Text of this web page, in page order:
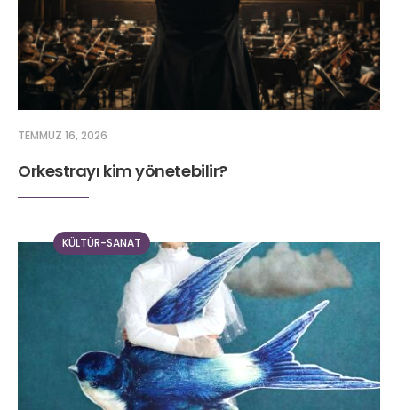
TEMMUZ 16, 2026
Orkestrayı kim yönetebilir?
KÜLTÜR-SANAT